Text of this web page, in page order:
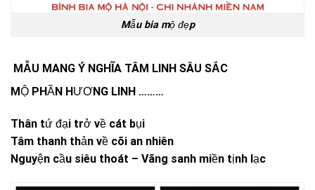
Mẫu bia mộ đẹp
️ MẪU MANG Ý NGHĨA TÂM LINH SÂU SẮC
MỘ PHẦN HƯƠNG LINH ………
Thân tứ đại trở về cát bụi
Tâm thanh thản về cõi an nhiên
Nguyện cầu siêu thoát – Vãng sanh miền tịnh lạc